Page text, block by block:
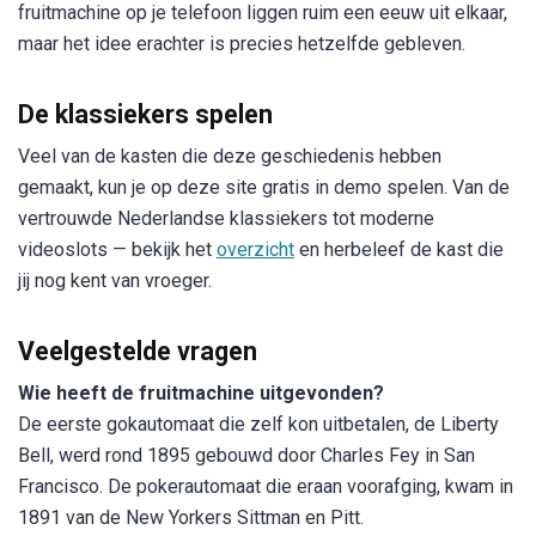
fruitmachine op je telefoon liggen ruim een eeuw uit elkaar,
maar het idee erachter is precies hetzelfde gebleven.
De klassiekers spelen
Veel van de kasten die deze geschiedenis hebben
gemaakt, kun je op deze site gratis in demo spelen. Van de
vertrouwde Nederlandse klassiekers tot moderne
videoslots — bekijk het overzicht en herbeleef de kast die
jij nog kent van vroeger.
Veelgestelde vragen
Wie heeft de fruitmachine uitgevonden?
De eerste gokautomaat die zelf kon uitbetalen, de Liberty
Bell, werd rond 1895 gebouwd door Charles Fey in San
Francisco. De pokerautomaat die eraan voorafging, kwam in
1891 van de New Yorkers Sittman en Pitt.